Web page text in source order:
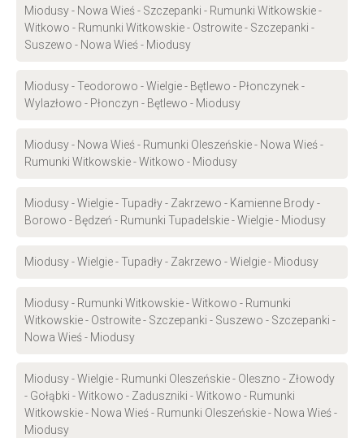
Miodusy - Nowa Wieś - Szczepanki - Rumunki Witkowskie -
Witkowo - Rumunki Witkowskie - Ostrowite - Szczepanki -
Suszewo - Nowa Wieś - Miodusy
Miodusy - Teodorowo - Wielgie - Bętlewo - Płonczynek -
Wylazłowo - Płonczyn - Bętlewo - Miodusy
Miodusy - Nowa Wieś - Rumunki Oleszeńskie - Nowa Wieś -
Rumunki Witkowskie - Witkowo - Miodusy
Miodusy - Wielgie - Tupadły - Zakrzewo - Kamienne Brody -
Borowo - Będzeń - Rumunki Tupadelskie - Wielgie - Miodusy
Miodusy - Wielgie - Tupadły - Zakrzewo - Wielgie - Miodusy
Miodusy - Rumunki Witkowskie - Witkowo - Rumunki
Witkowskie - Ostrowite - Szczepanki - Suszewo - Szczepanki -
Nowa Wieś - Miodusy
Miodusy - Wielgie - Rumunki Oleszeńskie - Oleszno - Złowody
- Gołąbki - Witkowo - Zaduszniki - Witkowo - Rumunki
Witkowskie - Nowa Wieś - Rumunki Oleszeńskie - Nowa Wieś -
Miodusy